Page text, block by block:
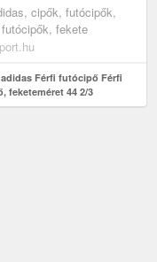
cipők, futócipők,
fekete
Férfi futócipő Férfi
feketeméret 44 2/3